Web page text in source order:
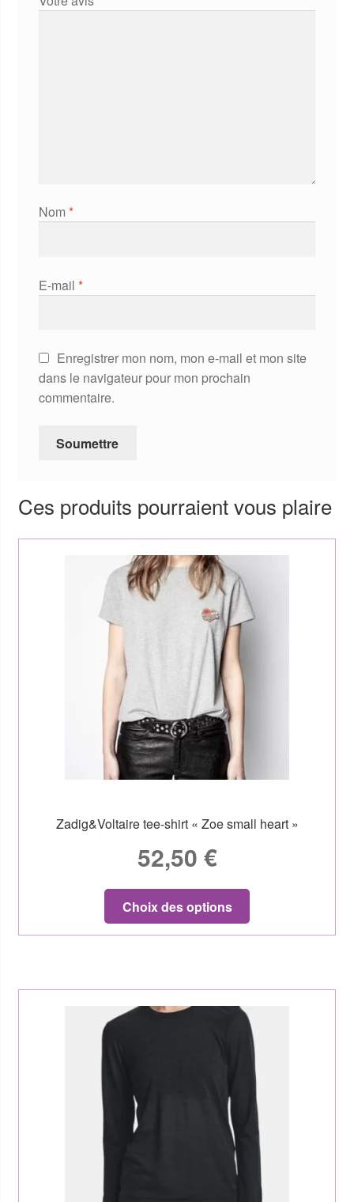
Nom *
E-mail *
Enregistrer mon nom, mon e-mail et mon site
dans le navigateur pour mon prochain
commentaire.
Ces produits pourraient vous plaire
Zadig&Voltaire tee-shirt « Zoe small heart »
52,50 €
Choix des options